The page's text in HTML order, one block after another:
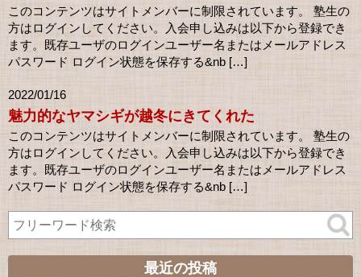
このコンテンツはサイトメンバーに制限されています。 塾生の
方はログインしてください。入会申し込みは以下から登録でき
ます。既存ユーザのログインユーザー名またはメールアドレス
パスワード ログイン状態を保存する&nb […]
2022/01/16
魅力的なヤマシギが越冬にきてくれた
このコンテンツはサイトメンバーに制限されています。 塾生の
方はログインしてください。入会申し込みは以下から登録でき
ます。既存ユーザのログインユーザー名またはメールアドレス
パスワード ログイン状態を保存する&nb […]
最近の投稿